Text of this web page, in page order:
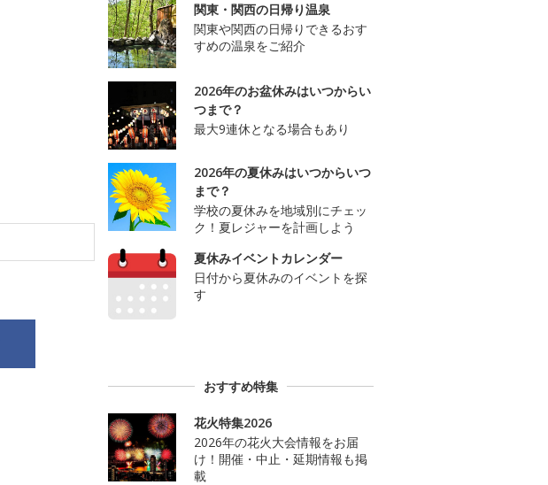
関東・関西の日帰り温泉
関東や関西の日帰りできるおす
すめの温泉をご紹介
2026年のお盆休みはいつからい
つまで？
最大9連休となる場合もあり
2026年の夏休みはいつからいつ
まで？
学校の夏休みを地域別にチェッ
ク！夏レジャーを計画しよう
夏休みイベントカレンダー
日付から夏休みのイベントを探
す
おすすめ特集
花火特集2026
2026年の花火大会情報をお届
け！開催・中止・延期情報も掲
載